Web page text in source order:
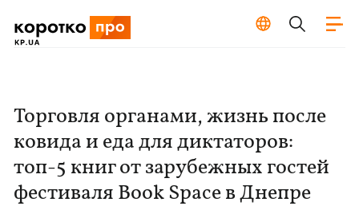
Торговля органами, жизнь после
ковида и еда для диктаторов:
топ-5 книг от зарубежных гостей
фестиваля Book Space в Днепре